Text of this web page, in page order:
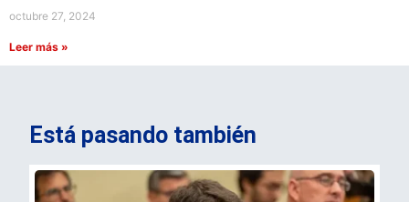
octubre 27, 2024
Leer más »
Está pasando también